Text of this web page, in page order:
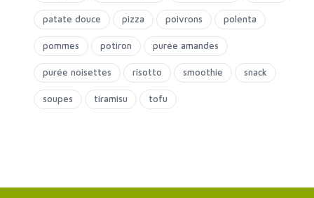
patate douce pizza poivrons polenta
pommes potiron purée amandes
purée noisettes risotto smoothie snack
soupes tiramisu tofu